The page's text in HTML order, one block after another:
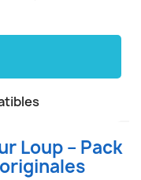
Loup – Pack